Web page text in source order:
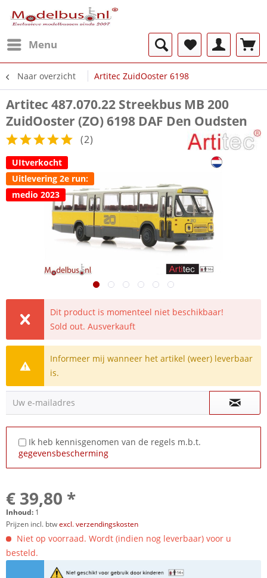
Menu
Naar overzicht Artitec ZuidOoster 6198
Artitec 487.070.22 Streekbus MB 200
ZuidOoster (ZO) 6198 DAF Den Oudsten
(2)
UItverkocht
Uitlevering 2e run:
medio 2023
Dit product is momenteel niet beschikbaar!
Sold out. Ausverkauft
Informeer mij wanneer het artikel (weer) leverbaar
is.
Uw e-mailadres
Ik heb kennisgenomen van de regels m.b.t.
gegevensbescherming
€ 39,80 *
Inhoud: 1
Prijzen incl. btwexcl. verzendingskosten
Niet op voorraad. Wordt (indien nog leverbaar) voor u
besteld.